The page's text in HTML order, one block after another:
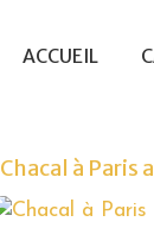
ACCUEIL
Chacal à Paris